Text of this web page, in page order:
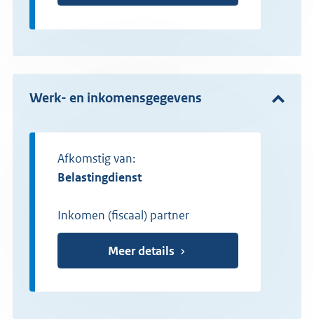
Werk- en inkomensgegevens
Afkomstig van:
Belastingdienst
Inkomen (fiscaal) partner
Meer details